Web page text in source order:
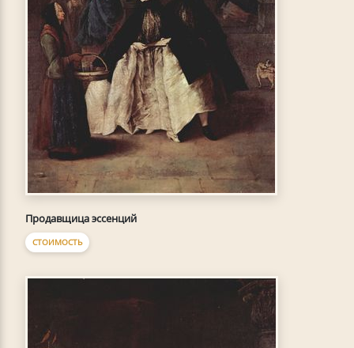
Продавщица эссенций
СТОИМОСТЬ